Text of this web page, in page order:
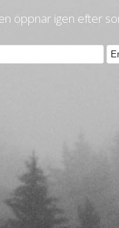
öppnar igen efter